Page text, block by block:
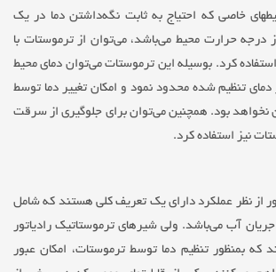
خاصی که احتیاج به ثابت نگه‌داشتن دما در یک
درجه حرارت محیط می‌باشد، می‌توان از ترموستات با
کرد. بوسیله این ترموستات می‌توان دمای محیط
تنظیم شده محدود نمود و امکان تغییر دما توسط
نخواهد بود. همچنین می‌توان برای جلوگیری از سرقت
نیز استفاده کرد.
از نظر عملکرد دارای یک تعریف کلی هستند که شامل
آب می‌باشد. ولی شیرهای ترموستاتیک رادیاتور
که بمنظور تنظیم دما توسط ترموستات، امکان عبور